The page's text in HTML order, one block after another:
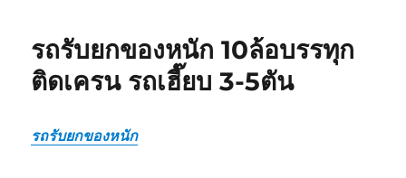
รถรับยกของหนัก 10ล้อบรรทุก
ติดเครน รถเฮี๊ยบ 3-5ตัน
รถรับยกของหนัก